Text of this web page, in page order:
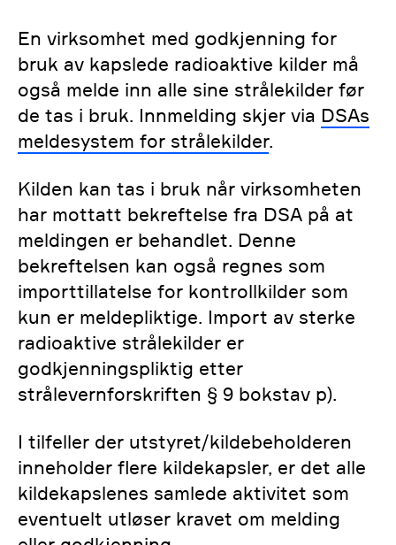
En virksomhet med godkjenning for
bruk av kapslede radioaktive kilder må
også melde inn alle sine strålekilder før
de tas i bruk. Innmelding skjer via DSAs
meldesystem for strålekilder.
Kilden kan tas i bruk når virksomheten
har mottatt bekreftelse fra DSA på at
meldingen er behandlet. Denne
bekreftelsen kan også regnes som
importtillatelse for kontrollkilder som
kun er meldepliktige. Import av sterke
radioaktive strålekilder er
godkjenningspliktig etter
strålevernforskriften § 9 bokstav p).
I tilfeller der utstyret/kildebeholderen
inneholder flere kildekapsler, er det alle
kildekapslenes samlede aktivitet som
eventuelt utløser kravet om melding